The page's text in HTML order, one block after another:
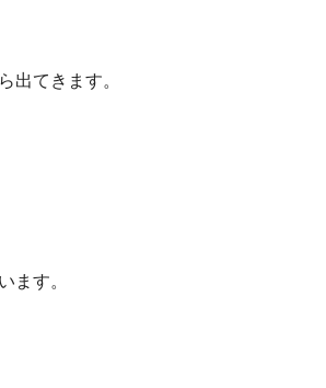
出てきます。
ます。